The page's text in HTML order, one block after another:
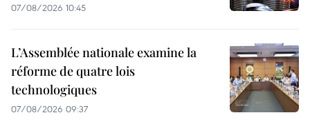
07/08/2026 10:45
L’Assemblée nationale examine la
réforme de quatre lois
technologiques
07/08/2026 09:37